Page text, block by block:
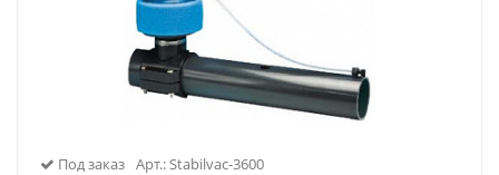
Под заказ Арт.: Stabilvac-3600